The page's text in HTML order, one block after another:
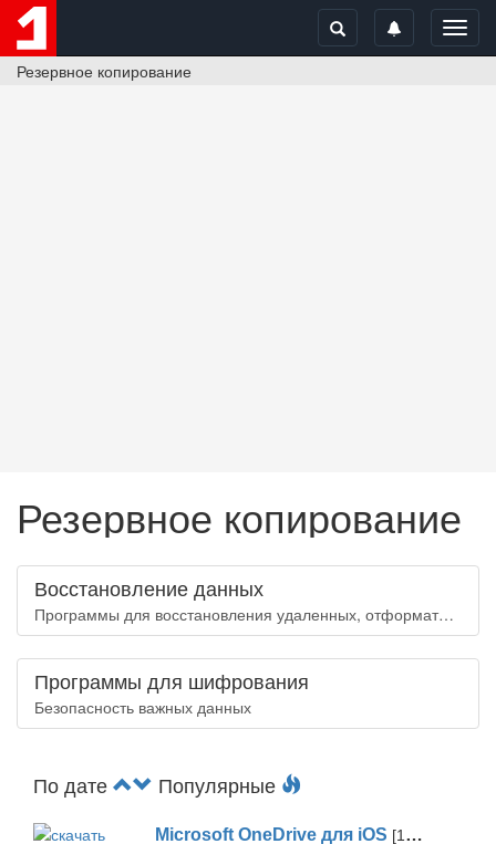
Резервное копирование
Резервное копирование
Восстановление данных
Программы для восстановления удаленных, отформатированных или потерянных данных
Программы для шифрования
Безопасность важных данных
По дате Популярные
Microsoft OneDrive для iOS [18.7.3]